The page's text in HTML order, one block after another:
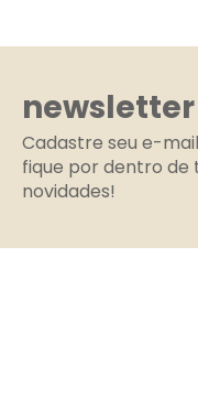
newsletter
Cadastre seu e-
fique por dentro de
novidades!